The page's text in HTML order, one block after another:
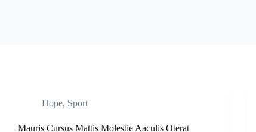
Hope, Sport
Mauris Cursus Mattis Molestie Aaculis Oterat